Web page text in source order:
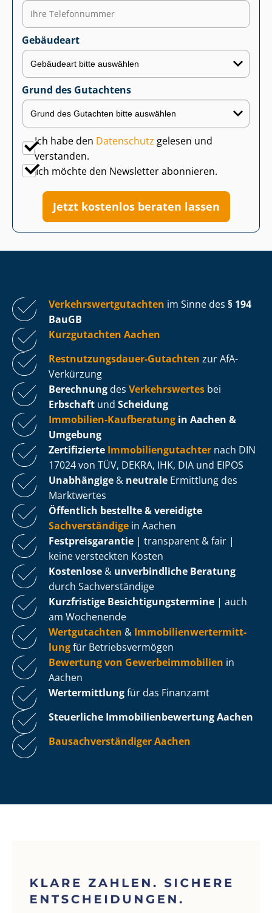
Gebäudeart
Grund des Gutachtens
Ich habe den Datenschutz gelesen und
verstanden.
Ich möchte den Newsletter abonnieren.
Jetzt kostenlos beraten lassen
Ver­kehrs­wert­gut­ach­ten im Sinne des § 194
BauGB
Kurzgutachten Aachen
Rest­nut­zungs­dau­er-Gutachten zur AfA-
Verkürzung
Berechnung des Verkehrswertes bei
Erbschaft und Scheidung
Immobilien-Kaufberatung in Aachen &
Umgebung
Zertifizierte Im­mo­bi­li­en­gut­ach­ter nach DIN
17024 von TÜV, DEKRA, IHK, DIA und EIPOS
Unabhängige & neutrale Ermittlung des
Marktwertes
Öffentlich bestellte & vereidigte
Sachverständige in Aachen
Fest­preis­ga­ran­tie | transparent & fair |
keine versteckten Kosten
Kostenlose & unverbindliche Beratung
durch Sachverständige
Kurzfristige Be­sich­ti­gungs­ter­mi­ne | auch
am Wochenende
Wertgutachten & Im­mo­bi­li­en­wert­ermitt­
lungfür Be­triebs­ver­mö­gen
Bewertung von Ge­wer­be­im­mo­bi­li­en in
Aachen
Wertermittlungfür das Finanzamt
Steuerliche Im­mo­bi­li­en­be­wer­tungAachen
Bau­sach­ver­stän­di­ger Aachen